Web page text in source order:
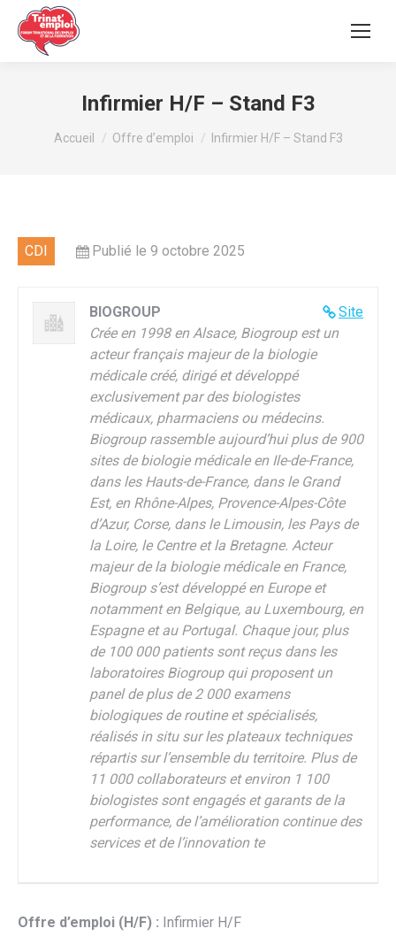
Infirmier H/F – Stand F3
Vous êtes ici :
Accueil Offre d’emploi Infirmier H/F – Stand F3
CDI Publié le 9 octobre 2025
Site
BIOGROUP
Crée en 1998 en Alsace, Biogroup est un
acteur français majeur de la biologie
médicale créé, dirigé et développé
exclusivement par des biologistes
médicaux, pharmaciens ou médecins.
Biogroup rassemble aujourd’hui plus de 900
sites de biologie médicale en Ile-de-France,
dans les Hauts-de-France, dans le Grand
Est, en Rhône-Alpes, Provence-Alpes-Côte
d’Azur, Corse, dans le Limousin, les Pays de
la Loire, le Centre et la Bretagne. Acteur
majeur de la biologie médicale en France,
Biogroup s’est développé en Europe et
notamment en Belgique, au Luxembourg, en
Espagne et au Portugal. Chaque jour, plus
de 100 000 patients sont reçus dans les
laboratoires Biogroup qui proposent un
panel de plus de 2 000 examens
biologiques de routine et spécialisés,
réalisés in situ sur les plateaux techniques
répartis sur l’ensemble du territoire. Plus de
11 000 collaborateurs et environ 1 100
biologistes sont engagés et garants de la
performance, de l’amélioration continue des
services et de l’innovation te
Offre d’emploi (H/F) : Infirmier H/F